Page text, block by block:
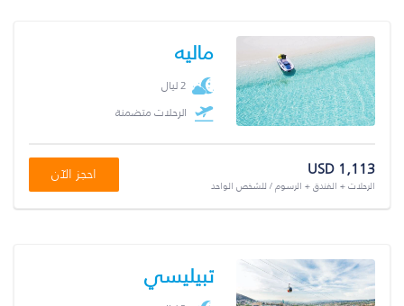
ماليه
2 ليال
الرحلات متضمنة
USD 1,113
الرحلات + الفندق + الرسوم / للشخص الواحد
احجز الآن
تبيليسي